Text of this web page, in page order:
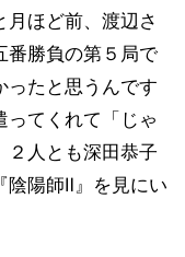
月ほど前、渡辺さ
番勝負の第５局で
ったと思うんです
ってくれて「じゃ
２人とも深田恭子
陰陽師Ⅱ』を見にい